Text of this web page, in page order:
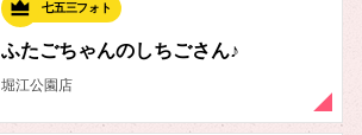
七五三フォト
ふたごちゃんのしちごさん♪
堀江公園店